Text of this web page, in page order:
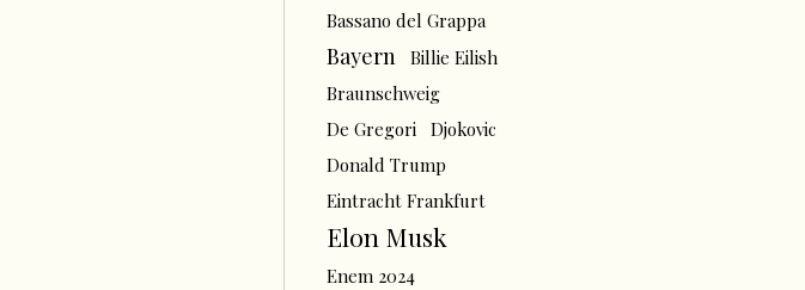
Bassano del Grappa
Bayern
Billie Eilish
Braunschweig
De Gregori
Djokovic
Donald Trump
Eintracht Frankfurt
Elon Musk
Enem 2024